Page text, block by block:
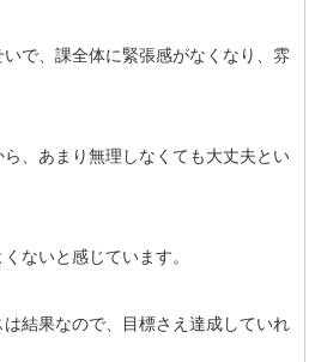
で、課全体に緊張感がなくなり、雰
、あまり無理しなくても大丈夫とい
ないと感じています。
結果なので、目標さえ達成していれ